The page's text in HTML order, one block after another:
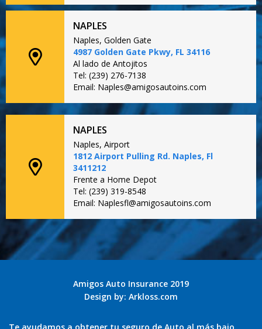
NAPLES
Naples, Golden Gate
4987 Golden Gate Pkwy, FL 34116
Al lado de Antojitos
Tel: (239) 276-7138
Email: Naples@amigosautoins.com
NAPLES
Naples, Airport
1812 Airport Pulling Rd. Naples, Fl
3411212
Frente a Home Depot
Tel: (239) 319-8548
Email: Naplesfl@amigosautoins.com
Amigos Auto Insurance 2019
Design by: Arkloss.com